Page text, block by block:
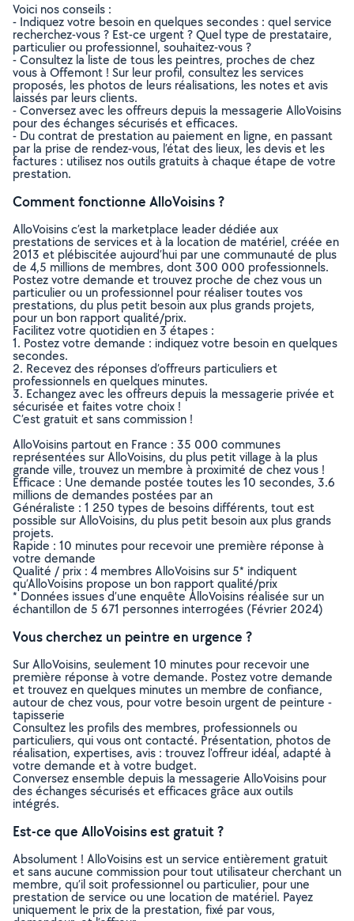
Voici nos conseils :
- Indiquez votre besoin en quelques secondes : quel service
recherchez-vous ? Est-ce urgent ? Quel type de prestataire,
particulier ou professionnel, souhaitez-vous ?
- Consultez la liste de tous les peintres, proches de chez
vous à Offemont ! Sur leur profil, consultez les services
proposés, les photos de leurs réalisations, les notes et avis
laissés par leurs clients.
- Conversez avec les offreurs depuis la messagerie AlloVoisins
pour des échanges sécurisés et efficaces.
- Du contrat de prestation au paiement en ligne, en passant
par la prise de rendez-vous, l’état des lieux, les devis et les
factures : utilisez nos outils gratuits à chaque étape de votre
prestation.
Comment fonctionne AlloVoisins ?
AlloVoisins c’est la marketplace leader dédiée aux
prestations de services et à la location de matériel, créée en
2013 et plébiscitée aujourd’hui par une communauté de plus
de 4,5 millions de membres, dont 300 000 professionnels.
Postez votre demande et trouvez proche de chez vous un
particulier ou un professionnel pour réaliser toutes vos
prestations, du plus petit besoin aux plus grands projets,
pour un bon rapport qualité/prix.
Facilitez votre quotidien en 3 étapes :
1. Postez votre demande : indiquez votre besoin en quelques
secondes.
2. Recevez des réponses d’offreurs particuliers et
professionnels en quelques minutes.
3. Echangez avec les offreurs depuis la messagerie privée et
sécurisée et faites votre choix !
C’est gratuit et sans commission !
AlloVoisins partout en France : 35 000 communes
représentées sur AlloVoisins, du plus petit village à la plus
grande ville, trouvez un membre à proximité de chez vous !
Efficace : Une demande postée toutes les 10 secondes, 3.6
millions de demandes postées par an
Généraliste : 1 250 types de besoins différents, tout est
possible sur AlloVoisins, du plus petit besoin aux plus grands
projets.
Rapide : 10 minutes pour recevoir une première réponse à
votre demande
Qualité / prix : 4 membres AlloVoisins sur 5* indiquent
qu’AlloVoisins propose un bon rapport qualité/prix
* Données issues d’une enquête AlloVoisins réalisée sur un
échantillon de 5 671 personnes interrogées (Février 2024)
Vous cherchez un peintre en urgence ?
Sur AlloVoisins, seulement 10 minutes pour recevoir une
première réponse à votre demande. Postez votre demande
et trouvez en quelques minutes un membre de confiance,
autour de chez vous, pour votre besoin urgent de peinture -
tapisserie
Consultez les profils des membres, professionnels ou
particuliers, qui vous ont contacté. Présentation, photos de
réalisation, expertises, avis : trouvez l'offreur idéal, adapté à
votre demande et à votre budget.
Conversez ensemble depuis la messagerie AlloVoisins pour
des échanges sécurisés et efficaces grâce aux outils
intégrés.
Est-ce que AlloVoisins est gratuit ?
Absolument ! AlloVoisins est un service entièrement gratuit
et sans aucune commission pour tout utilisateur cherchant un
membre, qu’il soit professionnel ou particulier, pour une
prestation de service ou une location de matériel. Payez
uniquement le prix de la prestation, fixé par vous,